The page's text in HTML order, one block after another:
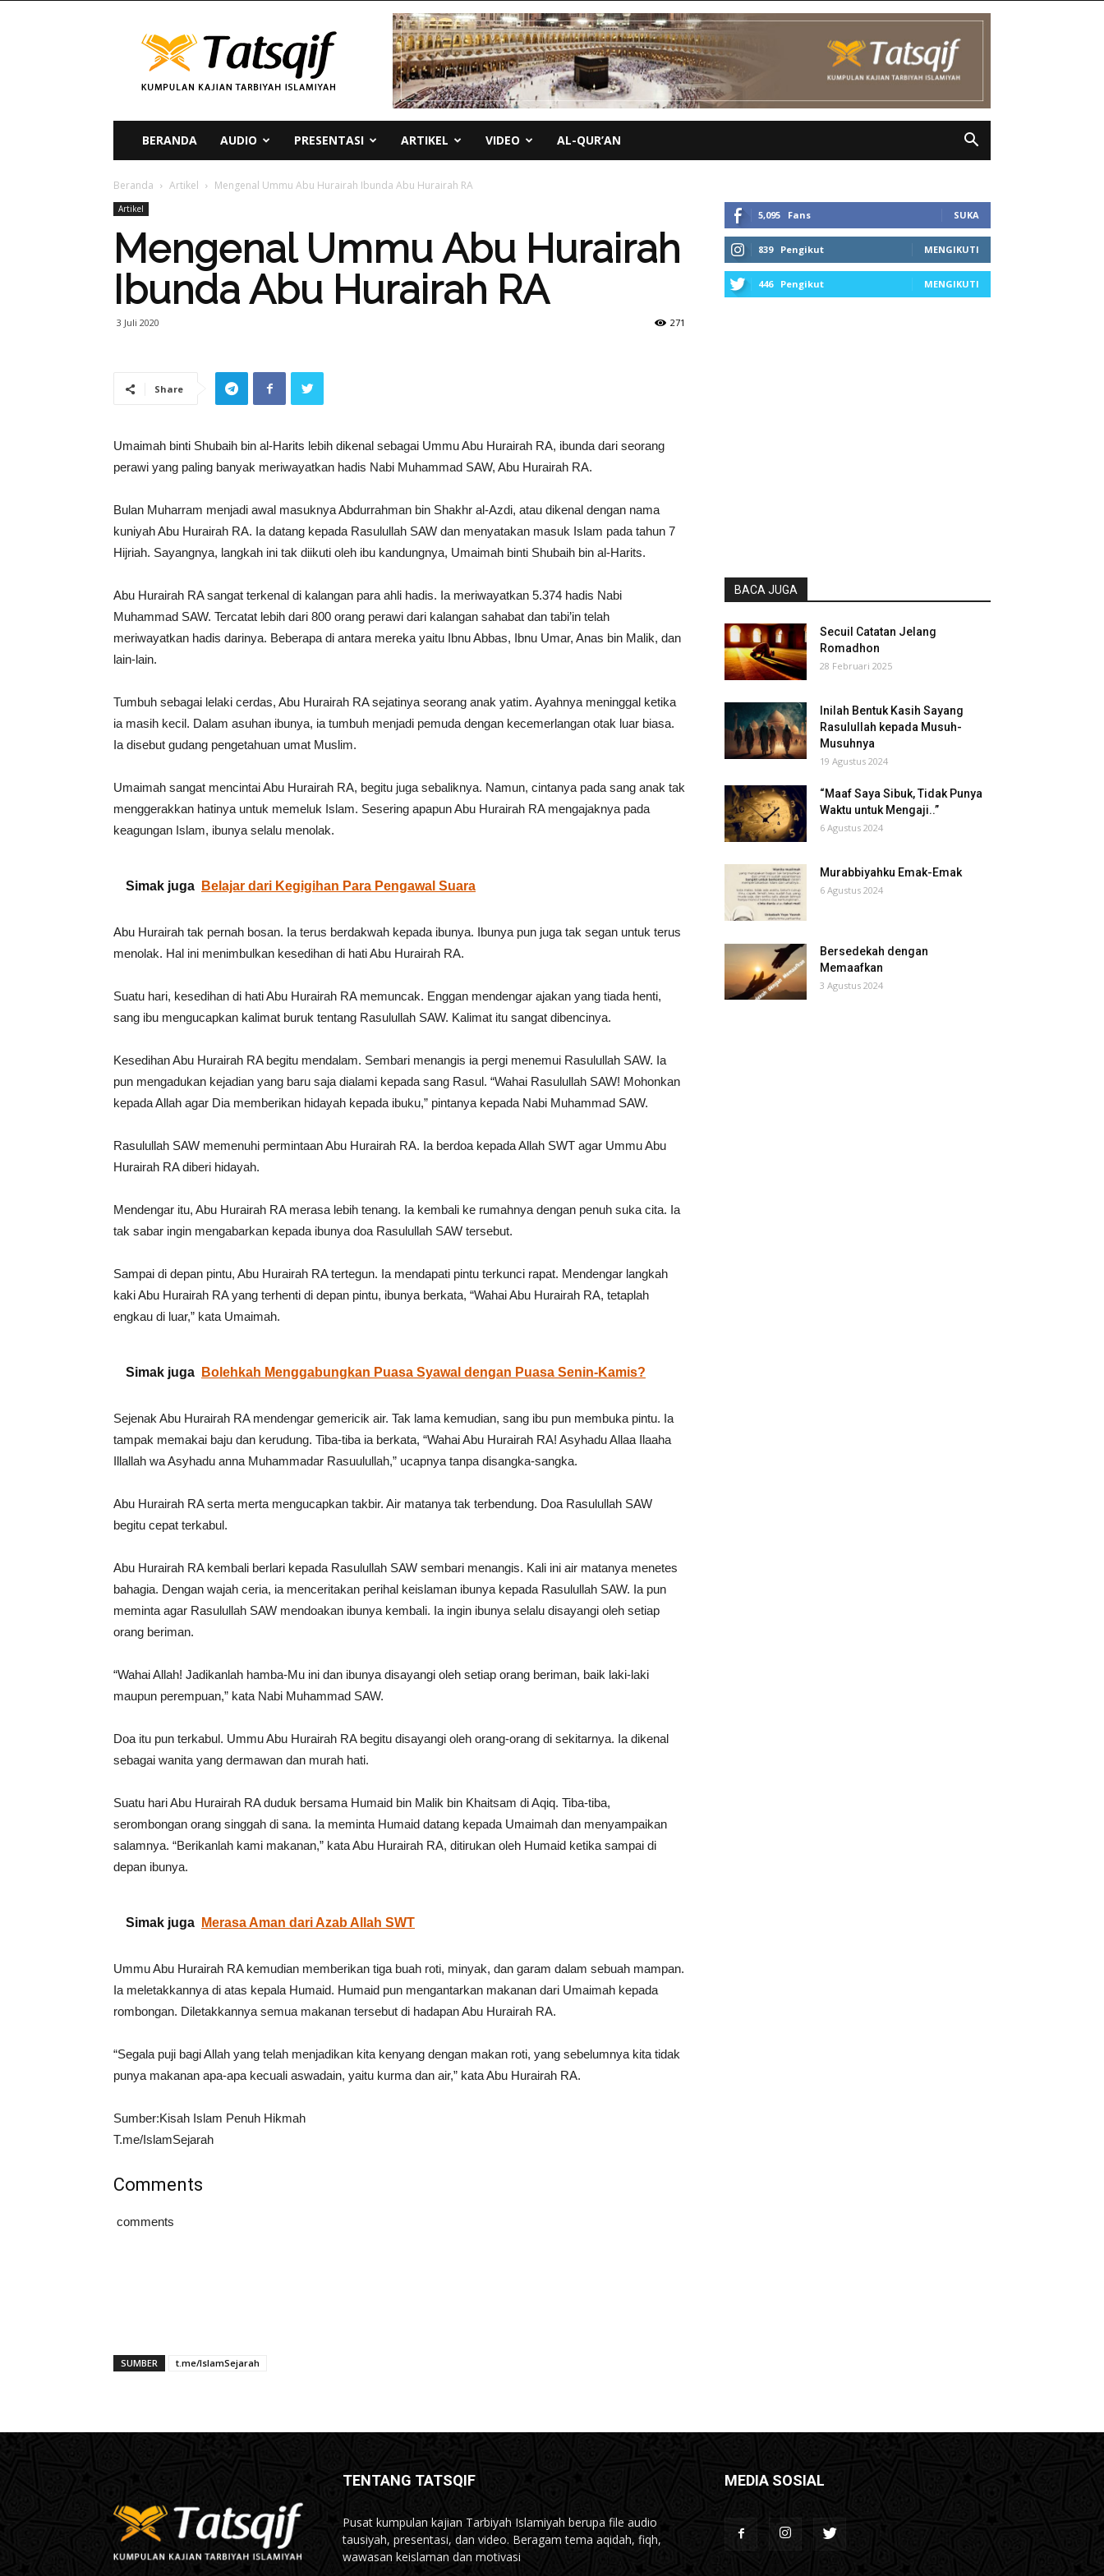
Tatsqif
BERANDA AUDIO PRESENTASI ARTIKEL VIDEO AL-QUR’AN
Beranda Artikel Mengenal Ummu Abu Hurairah Ibunda Abu Hurairah RA
Artikel
Mengenal Ummu Abu Hurairah
Ibunda Abu Hurairah RA
3 Juli 2020 271
Share
Umaimah binti Shubaih bin al-Harits lebih dikenal sebagai Ummu Abu Hurairah RA, ibunda dari seorang
perawi yang paling banyak meriwayatkan hadis Nabi Muhammad SAW, Abu Hurairah RA.
Bulan Muharram menjadi awal masuknya Abdurrahman bin Shakhr al-Azdi, atau dikenal dengan nama
kuniyah Abu Hurairah RA. Ia datang kepada Rasulullah SAW dan menyatakan masuk Islam pada tahun 7
Hijriah. Sayangnya, langkah ini tak diikuti oleh ibu kandungnya, Umaimah binti Shubaih bin al-Harits.
Abu Hurairah RA sangat terkenal di kalangan para ahli hadis. Ia meriwayatkan 5.374 hadis Nabi
Muhammad SAW. Tercatat lebih dari 800 orang perawi dari kalangan sahabat dan tabi’in telah
meriwayatkan hadis darinya. Beberapa di antara mereka yaitu Ibnu Abbas, Ibnu Umar, Anas bin Malik, dan
lain-lain.
Tumbuh sebagai lelaki cerdas, Abu Hurairah RA sejatinya seorang anak yatim. Ayahnya meninggal ketika
ia masih kecil. Dalam asuhan ibunya, ia tumbuh menjadi pemuda dengan kecemerlangan otak luar biasa.
Ia disebut gudang pengetahuan umat Muslim.
Umaimah sangat mencintai Abu Hurairah RA, begitu juga sebaliknya. Namun, cintanya pada sang anak tak
menggerakkan hatinya untuk memeluk Islam. Sesering apapun Abu Hurairah RA mengajaknya pada
keagungan Islam, ibunya selalu menolak.
Simak juga Belajar dari Kegigihan Para Pengawal Suara
Abu Hurairah tak pernah bosan. Ia terus berdakwah kepada ibunya. Ibunya pun juga tak segan untuk terus
menolak. Hal ini menimbulkan kesedihan di hati Abu Hurairah RA.
Suatu hari, kesedihan di hati Abu Hurairah RA memuncak. Enggan mendengar ajakan yang tiada henti,
sang ibu mengucapkan kalimat buruk tentang Rasulullah SAW. Kalimat itu sangat dibencinya.
Kesedihan Abu Hurairah RA begitu mendalam. Sembari menangis ia pergi menemui Rasulullah SAW. Ia
pun mengadukan kejadian yang baru saja dialami kepada sang Rasul. “Wahai Rasulullah SAW! Mohonkan
kepada Allah agar Dia memberikan hidayah kepada ibuku,” pintanya kepada Nabi Muhammad SAW.
Rasulullah SAW memenuhi permintaan Abu Hurairah RA. Ia berdoa kepada Allah SWT agar Ummu Abu
Hurairah RA diberi hidayah.
Mendengar itu, Abu Hurairah RA merasa lebih tenang. Ia kembali ke rumahnya dengan penuh suka cita. Ia
tak sabar ingin mengabarkan kepada ibunya doa Rasulullah SAW tersebut.
Sampai di depan pintu, Abu Hurairah RA tertegun. Ia mendapati pintu terkunci rapat. Mendengar langkah
kaki Abu Hurairah RA yang terhenti di depan pintu, ibunya berkata, “Wahai Abu Hurairah RA, tetaplah
engkau di luar,” kata Umaimah.
Simak juga Bolehkah Menggabungkan Puasa Syawal dengan Puasa Senin-Kamis?
Sejenak Abu Hurairah RA mendengar gemericik air. Tak lama kemudian, sang ibu pun membuka pintu. Ia
tampak memakai baju dan kerudung. Tiba-tiba ia berkata, “Wahai Abu Hurairah RA! Asyhadu Allaa Ilaaha
Illallah wa Asyhadu anna Muhammadar Rasuulullah,” ucapnya tanpa disangka-sangka.
Abu Hurairah RA serta merta mengucapkan takbir. Air matanya tak terbendung. Doa Rasulullah SAW
begitu cepat terkabul.
Abu Hurairah RA kembali berlari kepada Rasulullah SAW sembari menangis. Kali ini air matanya menetes
bahagia. Dengan wajah ceria, ia menceritakan perihal keislaman ibunya kepada Rasulullah SAW. Ia pun
meminta agar Rasulullah SAW mendoakan ibunya kembali. Ia ingin ibunya selalu disayangi oleh setiap
orang beriman.
“Wahai Allah! Jadikanlah hamba-Mu ini dan ibunya disayangi oleh setiap orang beriman, baik laki-laki
maupun perempuan,” kata Nabi Muhammad SAW.
Doa itu pun terkabul. Ummu Abu Hurairah RA begitu disayangi oleh orang-orang di sekitarnya. Ia dikenal
sebagai wanita yang dermawan dan murah hati.
Suatu hari Abu Hurairah RA duduk bersama Humaid bin Malik bin Khaitsam di Aqiq. Tiba-tiba,
serombongan orang singgah di sana. Ia meminta Humaid datang kepada Umaimah dan menyampaikan
salamnya. “Berikanlah kami makanan,” kata Abu Hurairah RA, ditirukan oleh Humaid ketika sampai di
depan ibunya.
Simak juga Merasa Aman dari Azab Allah SWT
Ummu Abu Hurairah RA kemudian memberikan tiga buah roti, minyak, dan garam dalam sebuah mampan.
Ia meletakkannya di atas kepala Humaid. Humaid pun mengantarkan makanan dari Umaimah kepada
rombongan. Diletakkannya semua makanan tersebut di hadapan Abu Hurairah RA.
“Segala puji bagi Allah yang telah menjadikan kita kenyang dengan makan roti, yang sebelumnya kita tidak
punya makanan apa-apa kecuali aswadain, yaitu kurma dan air,” kata Abu Hurairah RA.
Sumber:Kisah Islam Penuh Hikmah
T.me/IslamSejarah
Comments
comments
SUMBER t.me/IslamSejarah
5,095 Fans SUKA
839 Pengikut MENGIKUTI
446 Pengikut MENGIKUTI
BACA JUGA
Secuil Catatan Jelang
Romadhon
28 Februari 2025
Inilah Bentuk Kasih Sayang
Rasulullah kepada Musuh-
Musuhnya
19 Agustus 2024
“Maaf Saya Sibuk, Tidak Punya
Waktu untuk Mengaji..”
6 Agustus 2024
Murabbiyahku Emak-Emak
6 Agustus 2024
Bersedekah dengan
Memaafkan
3 Agustus 2024
TENTANG TATSQIF
Pusat kumpulan kajian Tarbiyah Islamiyah berupa file audio
tausiyah, presentasi, dan video. Beragam tema aqidah, fiqh,
wawasan keislaman dan motivasi
MEDIA SOSIAL